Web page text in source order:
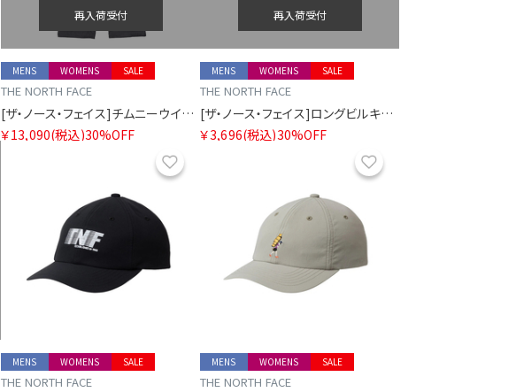
再入荷受付
SALE
MENS WOMENS
THE NORTH FACE
[ザ・ノース・フェイス]チムニーウインドパンツ
￥13,090(税込)30%OFF
再入荷受付
SALE
MENS WOMENS
THE NORTH FACE
[ザ・ノース・フェイス]ロングビルキャップ
￥3,696(税込)30%OFF
SALE
MENS WOMENS
THE NORTH FACE
SALE
MENS WOMENS
THE NORTH FACE